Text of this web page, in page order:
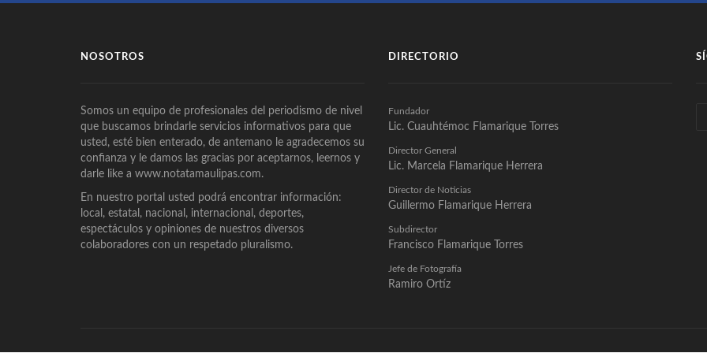
NOSOTROS
Somos un equipo de profesionales del periodismo de nivel
que buscamos brindarle servicios informativos para que
usted, esté bien enterado, de antemano le agradecemos su
confianza y le damos las gracias por aceptarnos, leernos y
darle like a www.notatamaulipas.com.
En nuestro portal usted podrá encontrar información:
local, estatal, nacional, internacional, deportes,
espectáculos y opiniones de nuestros diversos
colaboradores con un respetado pluralismo.
DIRECTORIO
Fundador
Lic. Cuauhtémoc Flamarique Torres
Director General
Lic. Marcela Flamarique Herrera
Director de Noticias
Guillermo Flamarique Herrera
Subdirector
Francisco Flamarique Torres
Jefe de Fotografía
Ramiro Ortíz